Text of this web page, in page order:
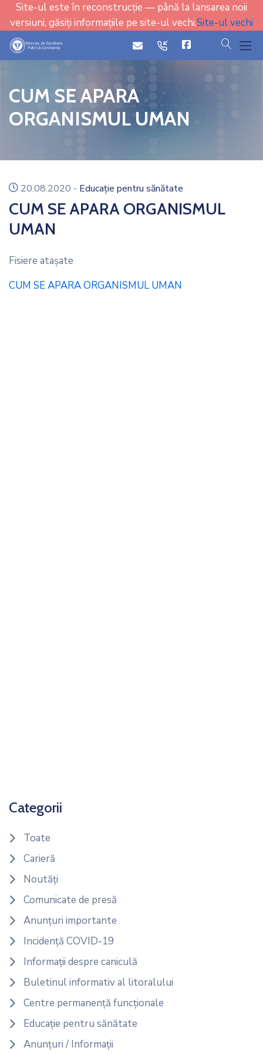
Site-ul este în reconstrucție — până la lansarea noii
versiuni, găsiți informațiile pe site-ul vechi.Site-ul vechi
iconicon cauta
CUM SE APARA
ORGANISMUL UMAN
icon
20.08.2020 - Educație pentru sănătate
CUM SE APARA ORGANISMUL
UMAN
Fisiere ataşate
CUM SE APARA ORGANISMUL UMAN
Categorii
Toate
Carieră
Noutăți
Comunicate de presă
Anunțuri importante
Incidență COVID-19
Informații despre caniculă
Buletinul informativ al litoralului
Centre permanență funcționale
Educație pentru sănătate
Anunțuri / Informații